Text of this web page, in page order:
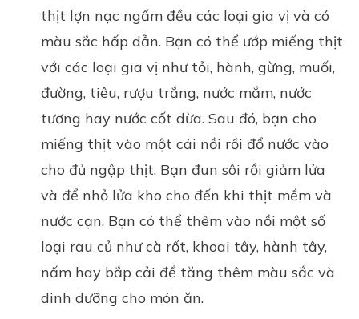
thịt lợn nạc ngấm đều các loại gia vị và có
màu sắc hấp dẫn. Bạn có thể ướp miếng thịt
với các loại gia vị như tỏi, hành, gừng, muối,
đường, tiêu, rượu trắng, nước mắm, nước
tương hay nước cốt dừa. Sau đó, bạn cho
miếng thịt vào một cái nồi rồi đổ nước vào
cho đủ ngập thịt. Bạn đun sôi rồi giảm lửa
và để nhỏ lửa kho cho đến khi thịt mềm và
nước cạn. Bạn có thể thêm vào nồi một số
loại rau củ như cà rốt, khoai tây, hành tây,
nấm hay bắp cải để tăng thêm màu sắc và
dinh dưỡng cho món ăn.